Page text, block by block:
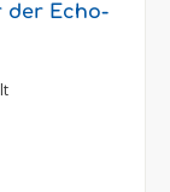
der Echo-